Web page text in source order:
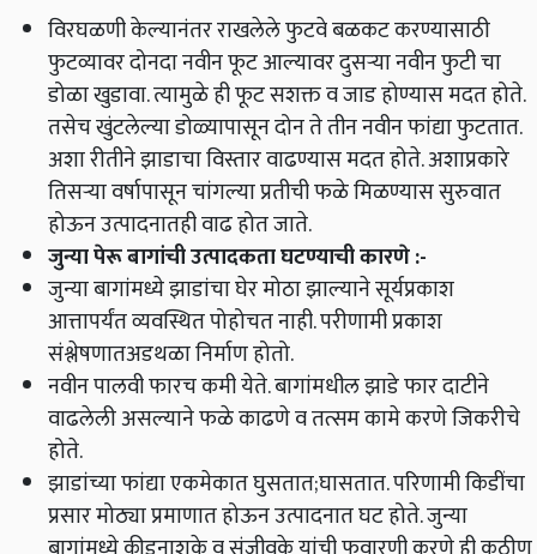
विरघळणी केल्यानंतर राखलेले फुटवे बळकट करण्यासाठी
फुटव्यावर दोनदा नवीन फूट आल्यावर दुसऱ्या नवीन फुटी चा
डोळा खुडावा.त्यामुळे ही फूट सशक्त व जाड होण्यास मदत होते.
तसेच खुंटलेल्या डोळ्यापासून दोन ते तीन नवीन फांद्या फुटतात.
अशा रीतीने झाडाचा विस्तार वाढण्यास मदत होते.अशाप्रकारे
तिसऱ्या वर्षापासून चांगल्या प्रतीची फळे मिळण्यास सुरुवात
होऊन उत्पादनातही वाढ होत जाते.
जुन्या पेरू बागांची उत्पादकता घटण्याची कारणे:-
जुन्या बागांमध्ये झाडांचा घेर मोठा झाल्याने सूर्यप्रकाश
आत्तापर्यंत व्यवस्थित पोहोचत नाही.परीणामी प्रकाश
संश्लेषणातअडथळा निर्माण होतो.
नवीन पालवी फारच कमी येते.बागांमधील झाडे फार दाटीने
वाढलेली असल्याने फळे काढणे व तत्सम कामे करणे जिकरीचे
होते.
झाडांच्या फांद्या एकमेकात घुसतात;घासतात.परिणामी किडींचा
प्रसार मोठ्या प्रमाणात होऊन उत्पादनात घट होते.जुन्या